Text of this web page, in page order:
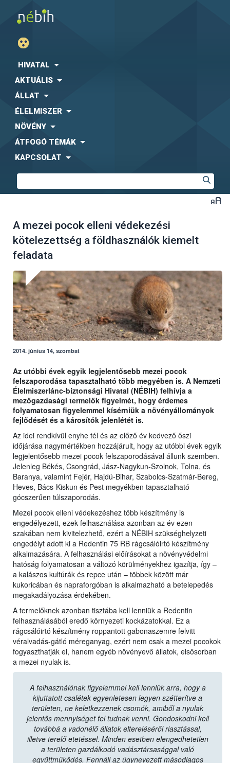
HIVATAL
AKTUÁLIS
ÁLLAT
ÉLELMISZER
NÖVÉNY
ÁTFOGÓ TÉMÁK
KAPCSOLAT
A mezei pocok elleni védekezési
kötelezettség a földhasználók kiemelt
feladata
2014. június 14, szombat
Az utóbbi évek egyik legjelentősebb mezei pocok
felszaporodása tapasztalható több megyében is. A Nemzeti
Élelmiszerlánc-biztonsági Hivatal (NÉBIH) felhívja a
mezőgazdasági termelők figyelmét, hogy érdemes
folyamatosan figyelemmel kísérniük a növényállományok
fejlődését és a károsítók jelenlétét is.
Az idei rendkívül enyhe tél és az előző év kedvező őszi
időjárása nagymértékben hozzájárult, hogy az utóbbi évek egyik
legjelentősebb mezei pocok felszaporodásával állunk szemben.
Jelenleg Békés, Csongrád, Jász-Nagykun-Szolnok, Tolna, és
Baranya, valamint Fejér, Hajdú-Bihar, Szabolcs-Szatmár-Bereg,
Heves, Bács-Kiskun és Pest megyékben tapasztalható
gócszerűen túlszaporodás.
Mezei pocok elleni védekezéshez több készítmény is
engedélyezett, ezek felhasználása azonban az év ezen
szakában nem kivitelezhető, ezért a NÉBIH szükséghelyzeti
engedélyt adott ki a Redentin 75 RB rágcsálóirtó készítmény
alkalmazására. A felhasználási előírásokat a növényvédelmi
hatóság folyamatosan a változó körülményekhez igazítja, így –
a kalászos kultúrák és repce után – többek között már
kukoricában és napraforgóban is alkalmazható a betelepedés
megakadályozása érdekében.
A termelőknek azonban tisztába kell lenniük a Redentin
felhasználásából eredő környezeti kockázatokkal. Ez a
rágcsálóirtó készítmény roppantott gabonaszemre felvitt
véralvadás-gátló méreganyag, ezért nem csak a mezei pocokok
fogyaszthatják el, hanem egyéb növényevő állatok, elsősorban
a mezei nyulak is.
A felhasználónak figyelemmel kell lenniük arra, hogy a
kijuttatott csalétek egyenletesen legyen szétterítve a
területen, ne keletkezzenek csomók, amiből a nyulak
jelentős mennyiséget fel tudnak venni. Gondoskodni kell
továbbá a vadonélő állatok eltereléséről riasztással,
illetve terelő etetéssel. Minden esetben elengedhetetlen
a területen gazdálkodó vadásztársasággal való
együttműködés. Fennáll az úgynevezett másodlagos